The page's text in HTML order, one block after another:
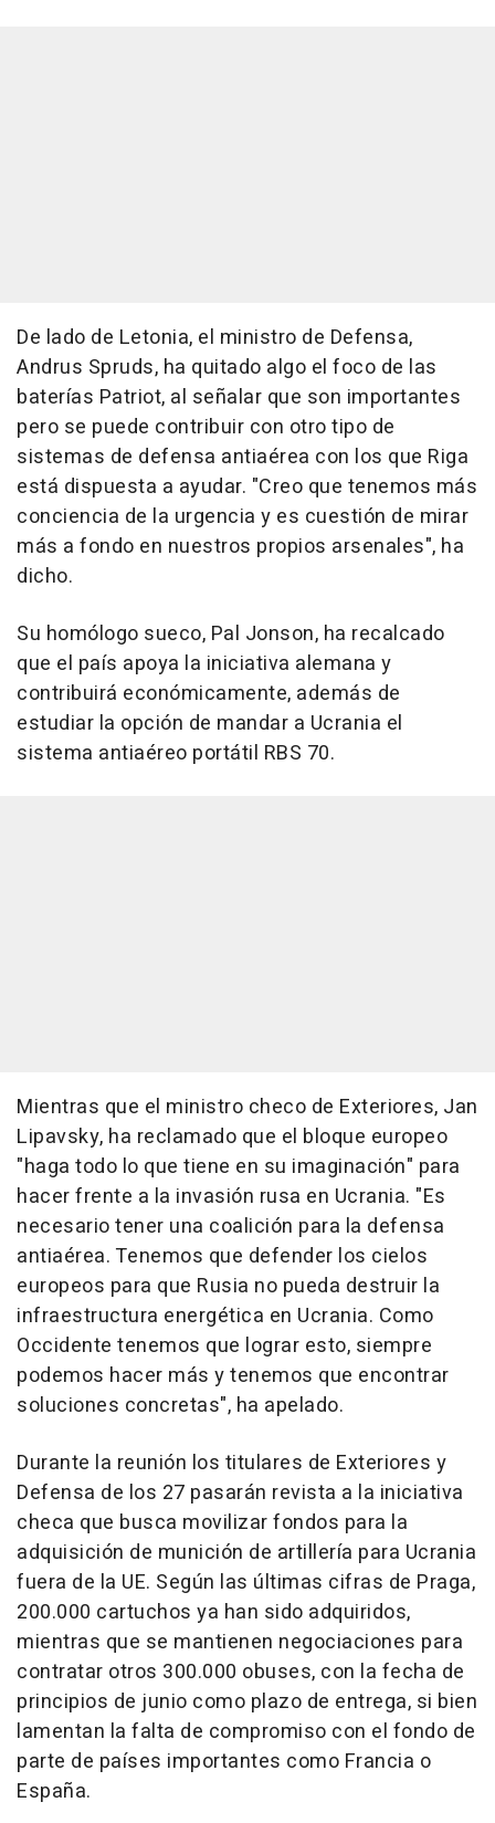
De lado de Letonia, el ministro de Defensa,
Andrus Spruds, ha quitado algo el foco de las
baterías Patriot, al señalar que son importantes
pero se puede contribuir con otro tipo de
sistemas de defensa antiaérea con los que Riga
está dispuesta a ayudar. "Creo que tenemos más
conciencia de la urgencia y es cuestión de mirar
más a fondo en nuestros propios arsenales", ha
dicho.
Su homólogo sueco, Pal Jonson, ha recalcado
que el país apoya la iniciativa alemana y
contribuirá económicamente, además de
estudiar la opción de mandar a Ucrania el
sistema antiaéreo portátil RBS 70.
Mientras que el ministro checo de Exteriores, Jan
Lipavsky, ha reclamado que el bloque europeo
"haga todo lo que tiene en su imaginación" para
hacer frente a la invasión rusa en Ucrania. "Es
necesario tener una coalición para la defensa
antiaérea. Tenemos que defender los cielos
europeos para que Rusia no pueda destruir la
infraestructura energética en Ucrania. Como
Occidente tenemos que lograr esto, siempre
podemos hacer más y tenemos que encontrar
soluciones concretas", ha apelado.
Durante la reunión los titulares de Exteriores y
Defensa de los 27 pasarán revista a la iniciativa
checa que busca movilizar fondos para la
adquisición de munición de artillería para Ucrania
fuera de la UE. Según las últimas cifras de Praga,
200.000 cartuchos ya han sido adquiridos,
mientras que se mantienen negociaciones para
contratar otros 300.000 obuses, con la fecha de
principios de junio como plazo de entrega, si bien
lamentan la falta de compromiso con el fondo de
parte de países importantes como Francia o
España.